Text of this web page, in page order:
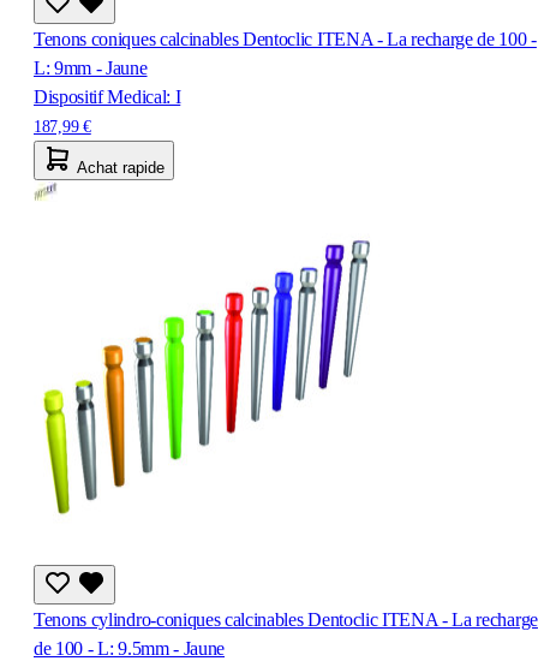
Tenons coniques calcinables Dentoclic ITENA - La recharge de 100 -
L: 9mm - Jaune
Dispositif Medical: I
187,99 €
Achat rapide
Tenons cylindro-coniques calcinables Dentoclic ITENA - La recharge
de 100 - L: 9.5mm - Jaune